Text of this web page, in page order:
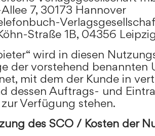
7, 30173 Hannover
Straße 1B, 04356
wird in diesen
der vorstehend benannten
mit dem der Kunde in
dessen Auftrags- und
Verfügung stehen.
des SCO / Kosten der